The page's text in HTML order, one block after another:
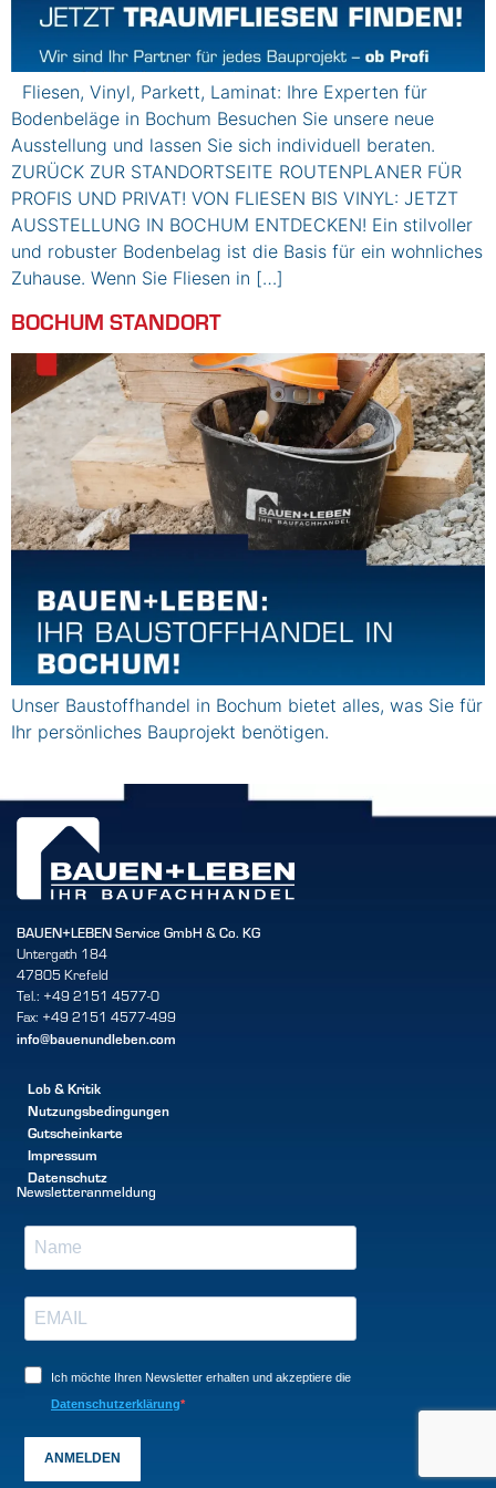
Fliesen, Vinyl, Parkett, Laminat: Ihre Experten für
Bodenbeläge in Bochum Besuchen Sie unsere neue
Ausstellung und lassen Sie sich individuell beraten.
ZURÜCK ZUR STANDORTSEITE ROUTENPLANER FÜR
PROFIS UND PRIVAT! VON FLIESEN BIS VINYL: JETZT
AUSSTELLUNG IN BOCHUM ENTDECKEN! Ein stilvoller
und robuster Bodenbelag ist die Basis für ein wohnliches
Zuhause. Wenn Sie Fliesen in […]
BOCHUM STANDORT
Unser Baustoffhandel in Bochum bietet alles, was Sie für
Ihr persönliches Bauprojekt benötigen.
BAUEN+LEBEN Service GmbH & Co. KG
Untergath 184
47805 Krefeld
Tel.: +49 2151 4577-0
Fax: +49 2151 4577-499
info@bauenundleben.com
Lob & Kritik
Nutzungsbedingungen
Gutscheinkarte
Impressum
Datenschutz
Newsletteranmeldung
Ich möchte Ihren Newsletter erhalten und akzeptiere die
Datenschutzerklärung
ANMELDEN